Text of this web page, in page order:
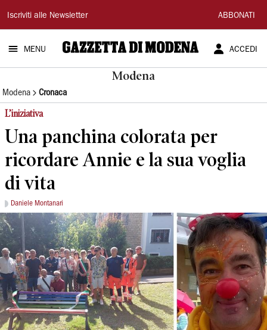
Gazzetta
di
Modena
Iscriviti alle Newsletter ABBONATI
MENU ACCEDI
Modena
Modena Cronaca
L’iniziativa
Una panchina colorata per
ricordare Annie e la sua voglia
di vita
Daniele Montanari